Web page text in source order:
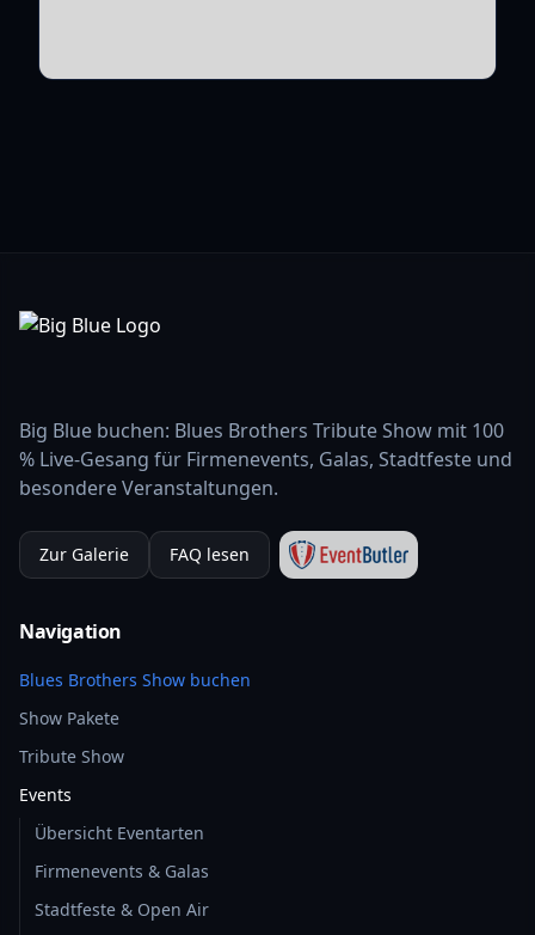
Big Blue buchen: Blues Brothers Tribute Show mit 100
% Live-Gesang für Firmenevents, Galas, Stadtfeste und
besondere Veranstaltungen.
Zur Galerie FAQ lesen
Navigation
Blues Brothers Show buchen
Show Pakete
Tribute Show
Events
Übersicht Eventarten
Firmenevents & Galas
Stadtfeste & Open Air